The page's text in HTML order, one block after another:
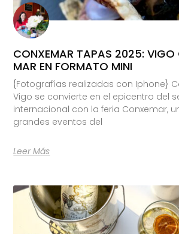
CONXEMAR TAPAS 2025: VIGO
MAR EN FORMATO MINI
{Fotografías realizadas con Iphone}
Vigo se convierte en el epicentro del
internacional con la feria Conxemar,
grandes eventos del
Leer Más